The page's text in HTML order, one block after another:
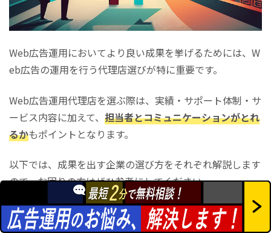
Web広告運用においてより良い成果を挙げるためには、W
eb広告の運用を行う代理店選びが特に重要です。
Web広告運用代理店を選ぶ際は、実績・サポート体制・サ
ービス内容に加えて、 担当者とコミュニケーションがとれ
るかもポイントとなります。
以下では、成果を出す企業の選び方をそれぞれ解説します
ので、お困りの方はぜひ参考にしてください。
似た業種での実績があるか